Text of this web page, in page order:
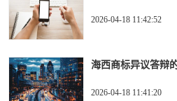
2026-04-18 11:42:52
海西商标异议答辩
2026-04-18 11:41:20